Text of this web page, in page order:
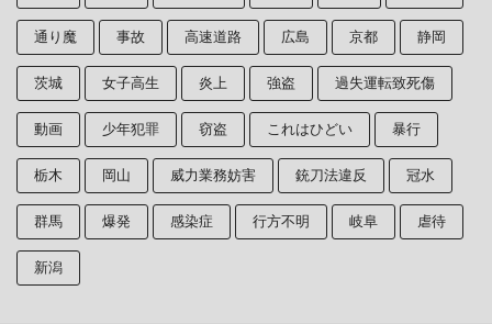
通り魔 事故 高速道路 広島 京都 静岡
茨城 女子高生 炎上 強盗 過失運転致死傷
動画 少年犯罪 窃盗 これはひどい 暴行
栃木 岡山 威力業務妨害 銃刀法違反 冠水
群馬 爆発 感染症 行方不明 岐阜 虐待
新潟